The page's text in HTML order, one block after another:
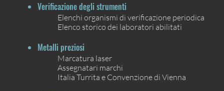
Verificazione degli strumenti
Elenchi organismi di verificazione periodica
Elenco storico dei laboratori abilitati
Metalli preziosi
Marcatura laser
Assegnatari marchi
Italia Turrita e Convenzione di Vienna